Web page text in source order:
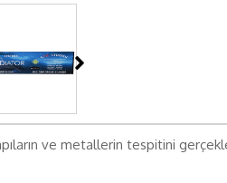
ve metallerin tespitini